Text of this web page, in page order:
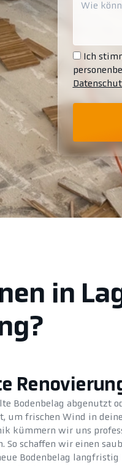
Ich
in
Bodenbelag abgenutzt
um frischen Wind in
kümmern wir uns
So schaffen wir einen
Bodenbelag langfristig